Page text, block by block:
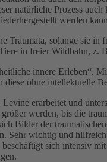
natürliche Prozess
werden
Traumata, solange sie
in freier Wildbahn,
innere Erleben“.
ohne intellektuelle
erarbeitet und
werden, bis die
Bilder der
Sehr wichtig und
sich intensiv